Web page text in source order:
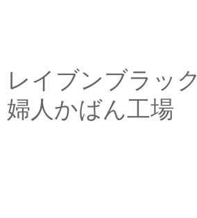
レイブンブラック
婦人かばん工場